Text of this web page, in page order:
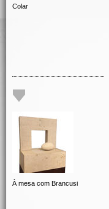
Colar
À mesa com Brancusi